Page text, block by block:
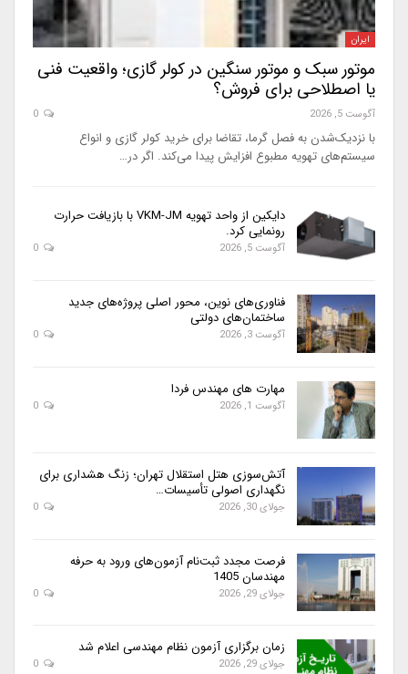
ایران
موتور سبک و موتور سنگین در کولر گازی؛ واقعیت فنی
یا اصطلاحی برای فروش؟
آگوست 5, 2026
با نزدیک‌شدن به فصل گرما، تقاضا برای خرید کولر گازی و انواع
سیستم‌های تهویه مطبوع افزایش پیدا می‌کند. اگر در…
دایکین از واحد تهویه VKM-JM با بازیافت حرارت
رونمایی کرد.
آگوست 5, 2026
فناوری‌های نوین، محور اصلی پروژه‌های جدید
ساختمان‌های دولتی
آگوست 3, 2026
مهارت های مهندس فردا
آگوست 1, 2026
آتش‌سوزی هتل استقلال تهران؛ زنگ هشداری برای
نگهداری اصولی تأسیسات…
جولای 30, 2026
فرصت مجدد ثبت‌نام آزمون‌های ورود به حرفه
مهندسان 1405
جولای 29, 2026
زمان برگزاری آزمون نظام مهندسی اعلام شد
جولای 29, 2026